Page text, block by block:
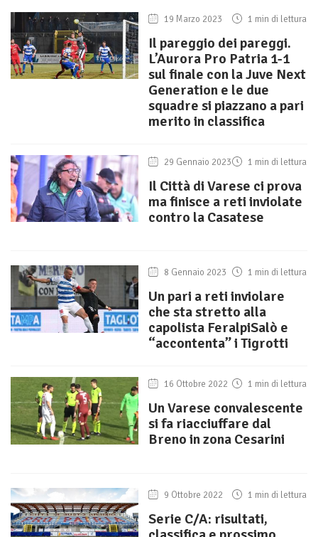
19 Marzo 2023 1 min di lettura
Il pareggio dei pareggi.
L’Aurora Pro Patria 1-1
sul finale con la Juve Next
Generation e le due
squadre si piazzano a pari
merito in classifica
29 Gennaio 2023 1 min di lettura
Il Città di Varese ci prova
ma finisce a reti inviolate
contro la Casatese
8 Gennaio 2023 1 min di lettura
Un pari a reti inviolare
che sta stretto alla
capolista FeralpiSalò e
“accontenta” i Tigrotti
16 Ottobre 2022 1 min di lettura
Un Varese convalescente
si fa riacciuffare dal
Breno in zona Cesarini
9 Ottobre 2022 1 min di lettura
Serie C/A: risultati,